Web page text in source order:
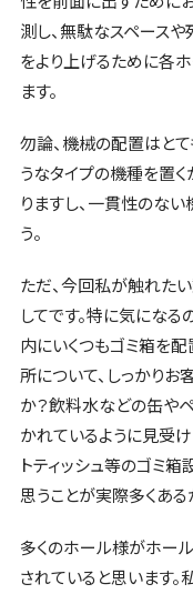
測し、無駄なスペース
をより上げるために各
ます。
勿論、機械の配置はと
うなタイプの機種を置
りますし、一貫性のな
う。
ただ、今回私が触れた
してです。特に気にな
内にいくつもゴミ箱を配
所について、しっかり
か？飲料水などの缶や
かれているように見受
トティッシュ等のゴミ
思うことが実際多くある
多くのホール様がホー
されていると思います